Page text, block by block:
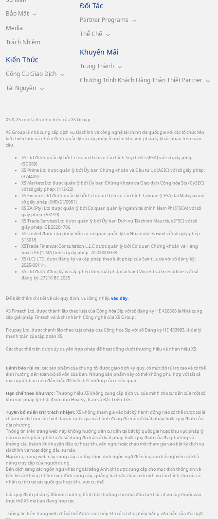
Bảo Mật
Media
Trách Nhiệm
Kiến Thức
Công Cụ Giao Dịch
Tài Nguyên
Đối Tác
Partner Programs
Thể Chế
Khuyến Mãi
Trung Thành
Chương Trình Khách Hàng Thân Thiết Partner
XS & XS.com là thương hiệu của XS Group.
XS Group là nhà cung cấp dịch vụ tài chính và công nghệ tài chính đa quốc gia với các tổ chức liên
kết chiến lược và nhóm được quản lý và cấp phép ở nhiều khu vực pháp lý khác nhau trên toàn
cầu.
XS Ltd được quản lý bởi Cơ quan Dịch vụ Tài chính Seychelles (FSA) với số giấy phép:
(SD089).
XS Prime Ltd được quản lý bởi Ủy ban Chứng khoán và Đầu tư Úc (ASIC) với số giấy phép:
(374409).
XS Markets Ltd được quản lý bởi Ủy ban Chứng khoán và Giao dịch Cộng hòa Síp (CySEC)
với số giấy phép: (412/22).
XS Finance Ltd được quản lý bởi Cơ quan Dịch vụ Tài chính Labuan (LFSA) tại Malaysia với
số giấy phép: (MB/21/0081).
XS ZA (Pty) Ltd được quản lý bởi Cơ quan quản lý ngành tài chính Nam Phi (FSCA) với số
giấy phép: (53199).
XS Trade Services Ltd được quản lý bởi Ủy ban Dịch vụ Tài chính Mauritius (FSC) với số
giấy phép: GB25204786.
XS United được cấp phép bởi các cơ quan quản lý tại Nhà nước Kuwait với số giấy phép:
513918.
XSTrade Financial Consultation L.L.C được quản lý bởi Cơ quan Chứng khoán và Hàng
hóa UAE (‘CMA’) với số giấy phép: 20200000339.
XS (LC) LTD. được đăng ký và cấp phép theo luật pháp của Saint Lucia với số đăng ký:
2025-00114.
XS Ltd được đăng ký và cấp phép theo luật pháp tại Saint Vincent và Grenadines với số
đăng ký: 27216 BC 2025.
Để biết thêm chi tiết về các quy định, vui lòng nhấp vào đây.
XS Fintech Ltd, được thành lập theo luật của Cộng hòa Síp với số đăng ký HE 426566 là Nhà cung
cấp giải pháp Fintech và là chi nhánh Công nghệ của XS Group.
Ficupay Ltd, được thành lập theo luật pháp của Cộng hòa Síp với số Đăng ký HE 433983, là đại lý
thanh toán của tập đoàn XS.
Các thực thể trên được ủy quyền hợp pháp để hoạt động dưới thương hiệu và nhãn hiệu XS.
Cảnh báo rủi ro: các sản phẩm của chúng tôi được giao dịch ký quỹ, có mức độ rủi ro cao và có thể
ảnh hưởng đến toàn bộ số vốn của bạn. Những sản phẩm này có thể không phù hợp với tất cả
mọi người, bạn nên đảm bảo đã hiểu hết những rủi ro liên quan.
Hạn chế theo khu vực: Thương hiệu XS không cung cấp dịch vụ của mình cho cư dân của một số
khu vực pháp lý nhất định như Hoa Kỳ, Iran và Bắc Triều Tiên.
Tuyên bố miễn trừ trách nhiệm: XS không tham gia vào bất kỳ hành động nào có thể được coi là
chào mời dịch vụ tài chính tại các quốc gia mà hành động đó trái với luật pháp hoặc quy định của
địa phương.
Thông tin trên trang web này không hướng đến cư dân tại bất kỳ quốc gia hoặc khu vực pháp lý
nào mà việc phân phối hoặc sử dụng đó trái với luật pháp hoặc quy định của địa phương và
không cấu thành lời khuyên đầu tư hoặc khuyến nghị hoặc chào mời tham gia vào bất kỳ dịch vụ
tài chính và hoạt động đầu tư nào.
Ngoài ra, trang web này cung cấp các tùy chọn dịch ngôn ngữ để nâng cao trải nghiệm và khả
năng truy cập của người dùng.
Bản dịch sang các ngôn ngữ khác ngoài tiếng Anh chỉ được cung cấp cho mục đích thông tin và
tiện lợi và không nhằm mục đích cung cấp, quảng bá hoặc chào mời dịch vụ tài chính cho các cá
nhân cư trú tại các quốc gia hoặc khu vực cụ thể.
Các quy định pháp lý đối với chương trình bồi thường cho nhà đầu tư khác nhau tùy thuộc vào
thực thể XS mà bạn đang hợp tác.
Thông tin trên trang web chỉ có thể được sao chép khi có sự cho phép bằng văn bản của đội ngũ